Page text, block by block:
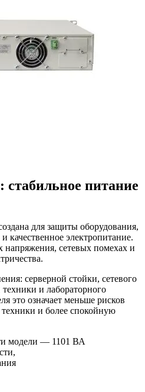
питание
для защиты оборудования,
качественное электропитание.
напряжения, сетевых помехах и
серверной стойки, сетевого
и лабораторного
это означает меньше рисков
и более спокойную
модели — 1101 ВА